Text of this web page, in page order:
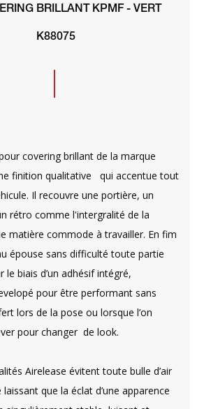
BRILLANT KPMF - VERT
K88075
covering brillant de la marque
finition qualitative qui accentue tout
Il recouvre une portière, un
rétro comme l'intergralité de la
matière commode à travailler. En fim
épouse sans difficulté toute partie
le biais d’un adhésif intégré,
pour être performant sans
lors de la pose ou lorsque l’on
pour changer de look.
Airelease évitent toute bulle d’air
que la éclat d’une apparence